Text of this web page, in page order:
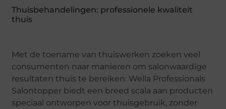
Thuisbehandelingen: professionele kwaliteit
thuis
Met de toename van thuiswerken zoeken veel
consumenten naar manieren om salonwaardige
resultaten thuis te bereiken. Wella Professionals
Salontopper biedt een breed scala aan producten
speciaal ontworpen voor thuisgebruik, zonder